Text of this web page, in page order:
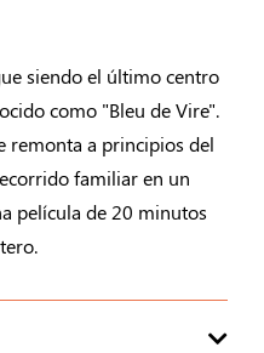
siendo el último centro
como "Bleu de Vire".
remonta a principios del
familiar en un
película de 20 minutos